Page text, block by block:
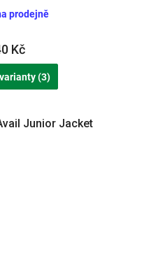
prodejně
Kč
(3)
Junior Jacket